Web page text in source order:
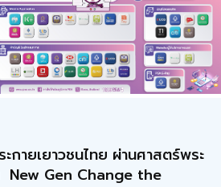
กายเยาวชนไทย ผ่านศาสตร์พระ
New Gen Change the